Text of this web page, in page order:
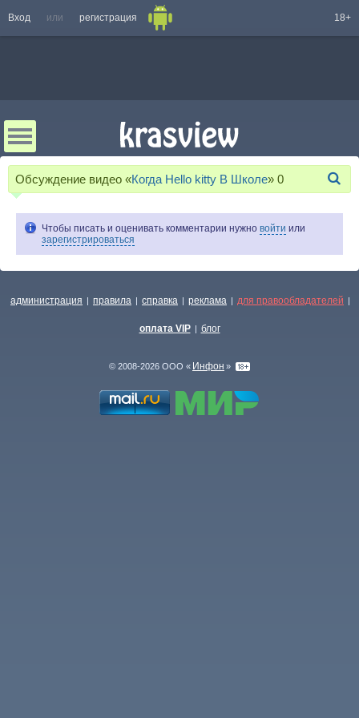
Вход или регистрация 18+
Обсуждение видео «Когда Hello kitty В Школе» 0
Чтобы писать и оценивать комментарии нужно войти или
зарегистрироваться
администрация | правила | справка | реклама | для правообладателей |
оплата VIP | блог
© 2008-2026 ООО « Инфон »